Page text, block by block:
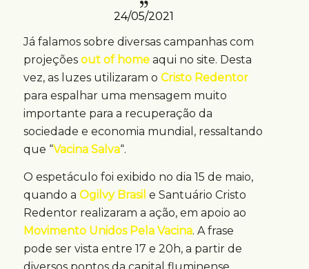
24/05/2021
Já falamos sobre diversas campanhas com
projeções out of homeaqui no site. Desta
vez, as luzes utilizaram o Cristo Redentor
para espalhar uma mensagem muito
importante para a recuperação da
sociedade e economia mundial, ressaltando
que “Vacina Salva“.
O espetáculo foi exibido no dia 15 de maio,
quando a Ogilvy Brasil e Santuário Cristo
Redentor realizaram a ação, em apoio ao
Movimento Unidos Pela Vacina. A frase
pode ser vista entre 17 e 20h, a partir de